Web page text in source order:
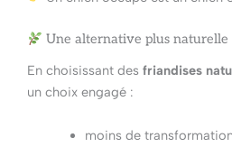
Une alternative plus naturelle
En choisissant des friandises
un choix engagé :
moins de